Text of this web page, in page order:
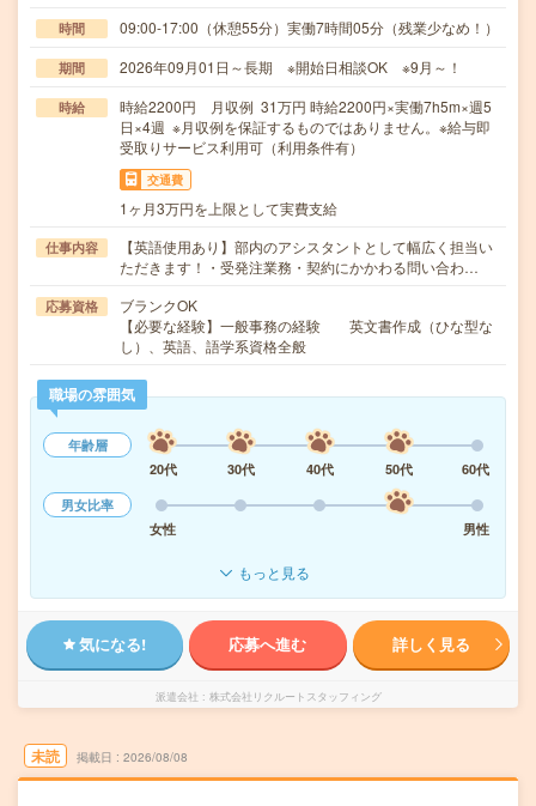
時間 09:00-17:00（休憩55分）実働7時間05分（残業少なめ！）
期間 2026年09月01日～長期 ※開始日相談OK ※9月～！
時給
時給2200円 月収例 31万円 時給2200円×実働7h5m×週5
日×4週 ※月収例を保証するものではありません。※給与即
受取りサービス利用可（利用条件有）
交通費
1ヶ月3万円を上限として実費支給
仕事内容
【英語使用あり】部内のアシスタントとして幅広く担当い
ただきます！・受発注業務・契約にかかわる問い合わ…
応募資格
ブランクOK
【必要な経験】一般事務の経験 英文書作成（ひな型な
し）、英語、語学系資格全般
職場の雰囲気
年齢層
20代
30代 40代 50代
60代
男女比率
女性
男性
もっと見る
気になる! 応募へ進む 詳しく見る
派遣会社 株式会社リクルートスタッフィング
未読 掲載日 2026/08/08